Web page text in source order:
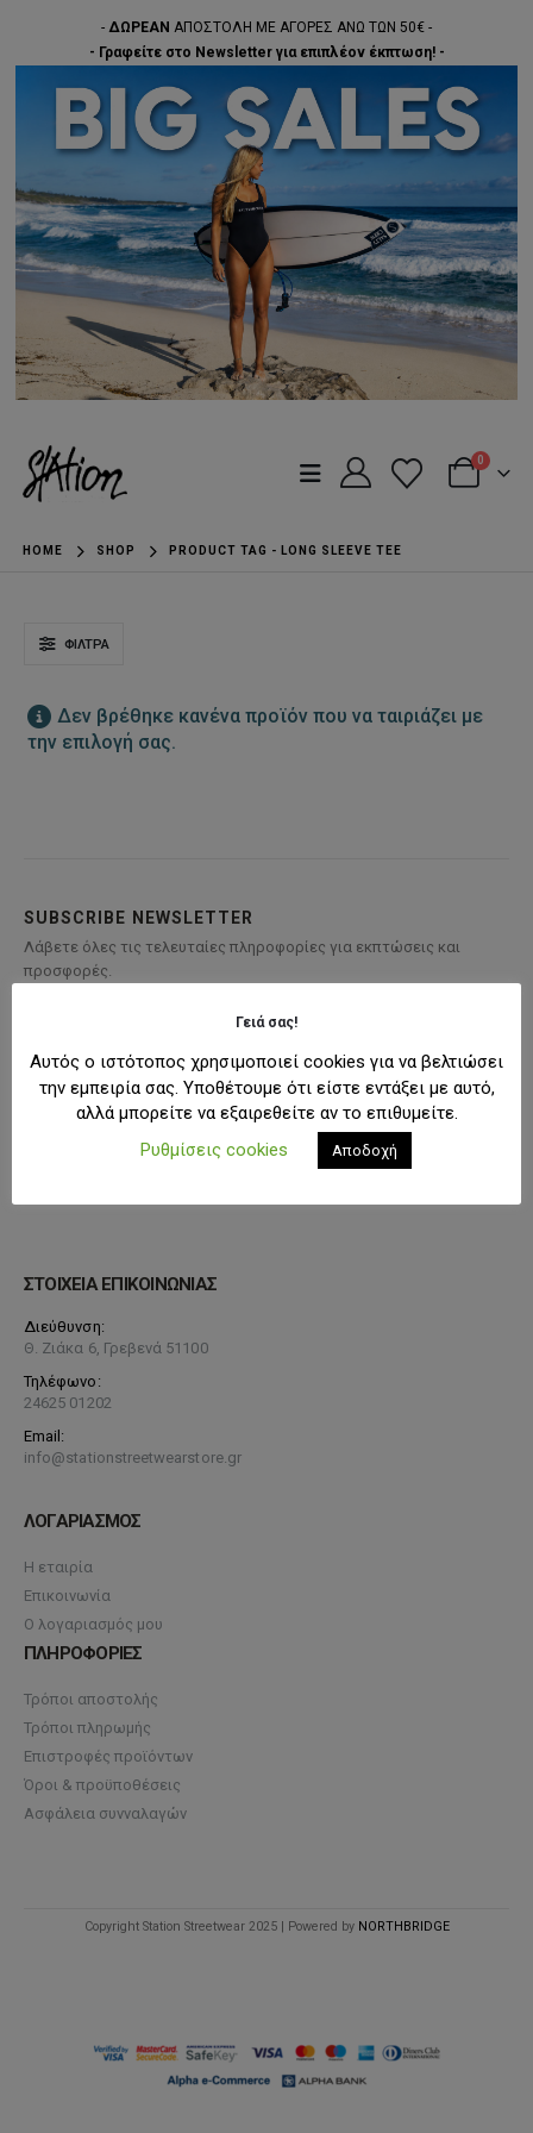
- ΔΩΡΕΑΝ ΑΠΟΣΤΟΛΗ ΜΕ ΑΓΟΡΕΣ ΑΝΩ ΤΩΝ 50€ -
- Γραφείτε στο Newsletter για επιπλέον έκπτωση! -
0
HOME SHOP PRODUCT TAG - LONG SLEEVE TEE
ΦΊΛΤΡΑ
Δεν βρέθηκε κανένα προϊόν που να ταιριάζει με
την επιλογή σας.
SUBSCRIBE NEWSLETTER
Λάβετε όλες τις τελευταίες πληροφορίες για εκπτώσεις και
προσφορές.
ΣΤΟΙΧΕΙΑ ΕΠΙΚΟΙΝΩΝΙΑΣ
Διεύθυνση:
Θ. Ζιάκα 6, Γρεβενά 51100
Τηλέφωνο:
24625 01202
Email:
info@stationstreetwearstore.gr
ΛΟΓΑΡΙΑΣΜΟΣ
Η εταιρία
Επικοινωνία
Ο λογαριασμός μου
ΠΛΗΡΟΦΟΡΙΕΣ
Τρόποι αποστολής
Τρόποι πληρωμής
Επιστροφές προϊόντων
Όροι & προϋποθέσεις
Ασφάλεια συνναλαγών
Copyright Station Streetwear 2025 | Powered by NORTHBRIDGE
Γειά σας!
Αυτός ο ιστότοπος χρησιμοποιεί cookies για να βελτιώσει
την εμπειρία σας. Υποθέτουμε ότι είστε εντάξει με αυτό,
αλλά μπορείτε να εξαιρεθείτε αν το επιθυμείτε.
Ρυθμίσεις cookies
Αποδοχή